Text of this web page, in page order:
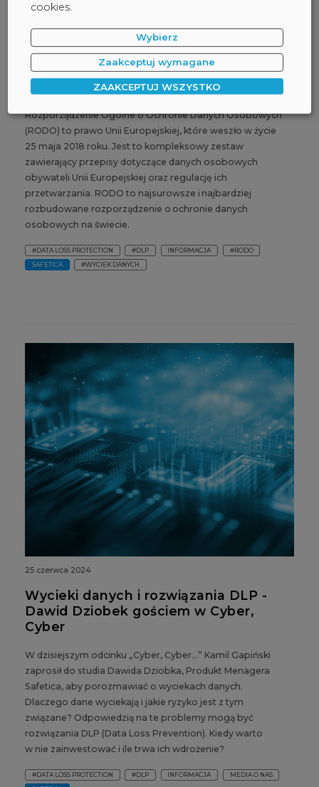
05 sierpnia 2024
RODO: Przewodnik po Ochronie
Danych Osobowych
Rozporządzenie Ogólne o Ochronie Danych Osobowych
(RODO) to prawo Unii Europejskiej, które weszło w życie
25 maja 2018 roku. Jest to kompleksowy zestaw
zawierający przepisy dotyczące danych osobowych
obywateli Unii Europejskiej oraz regulację ich
przetwarzania. RODO to najsurowsze i najbardziej
rozbudowane rozporządzenie o ochronie danych
osobowych na świecie.
#DATA LOSS PROTECTION #DLP INFORMACJA
#RODO
SAFETICA
#WYCIEK DANYCH
25 czerwca 2024
Wycieki danych i rozwiązania DLP -
Dawid Dziobek gościem w Cyber,
Cyber
W dzisiejszym odcinku „Cyber, Cyber…” Kamil Gapiński
zaprosił do studia Dawida Dziobka, Produkt Menagera
Safetica, aby porozmawiać o wyciekach danych.
Dlaczego dane wyciekają i jakie ryzyko jest z tym
związane? Odpowiedzią na te problemy mogą być
rozwiązania DLP (Data Loss Prevention). Kiedy warto
w nie zainwestować i ile trwa ich wdrożenie?
#DATA LOSS PROTECTION #DLP INFORMACJA
MEDIA O NAS
cookies.
Wybierz
Zaakceptuj wymagane
ZAAKCEPTUJ WSZYSTKO